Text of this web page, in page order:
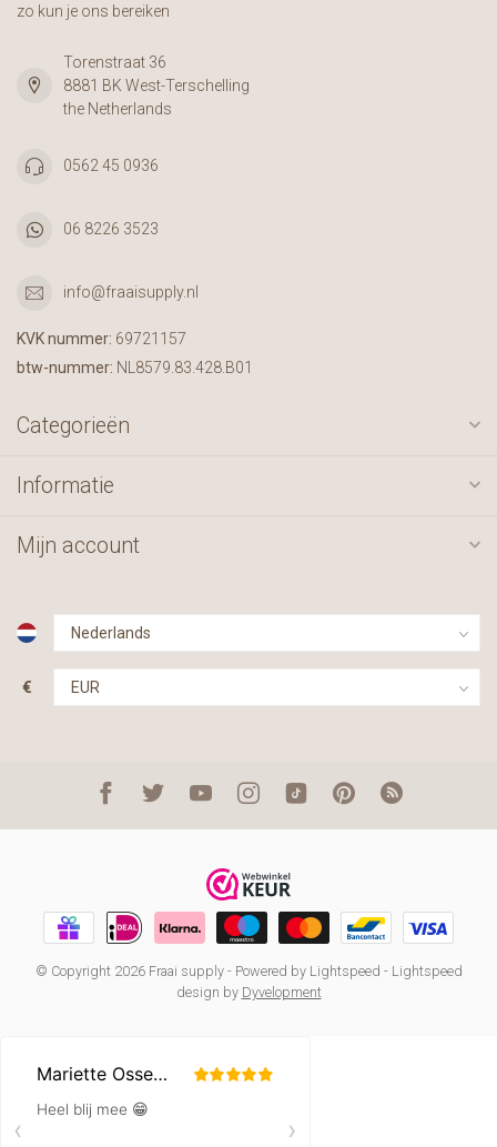
zo kun je ons bereiken
Torenstraat 36
8881 BK West-Terschelling
the Netherlands
0562 45 0936
06 8226 3523
info@fraaisupply.nl
KVK nummer: 69721157
btw-nummer: NL8579.83.428.B01
Categorieën
Informatie
Mijn account
€
© Copyright 2026 Fraai supply- Powered by Lightspeed - Lightspeed
design by Dyvelopment